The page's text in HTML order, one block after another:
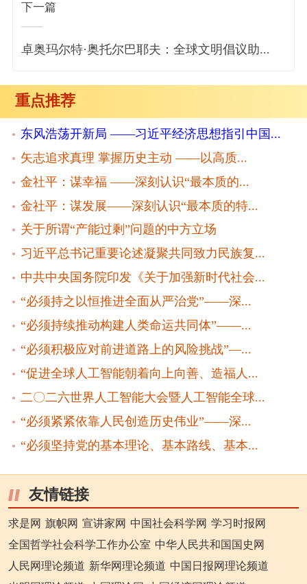
下一篇
卓奥玛尔特·奥托尔巴耶夫：全球文明倡议助...
重点推荐
东风浩荡开新局 ——习近平经济思想指引中国...
矢志追求真理 掌握历史主动 ——以高质...
金社平：谋幸福 ——深刻认识“最本质的...
金社平：谋发展——深刻认识“最本质的特...
关于所谓“产能过剩”问题的中方立场
习近平总书记重要论述凝聚共同致力民族复...
中共中央国务院印发《关于加强新时代社会...
“必须持之以恒推进全面从严治党”——深...
“必须持续推动构建人类命运共同体”——...
“必须积极应对前进道路上的风险挑战”—...
“促进全球人工智能朝着向上向善、造福人...
二〇二六世界人工智能大会暨人工智能全球...
“必须紧紧依靠人民创造历史伟业”——深...
“必须坚持党的基本理论、基本路线、基本...
友情链接
求是网 旗帜网 宣讲家网 中国社会科学网 学习时报网
全国哲学社会科学工作办公室 中华人民共和国国史网
人民网理论频道 新华网理论频道 中国日报网理论频道